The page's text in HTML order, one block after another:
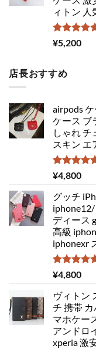
ィトン 人
5段階中
5.00
¥5,200
店長おすすめ
airpods
ケース ブ
しゃれ
スキン エ
5段階中
5.00
¥4,800
グッチ
ディース
高級
iphonexr
5段階中
5.00
¥4,800
ヴィトン
チ 携帯
マホケー
アンドロ
xperia 激